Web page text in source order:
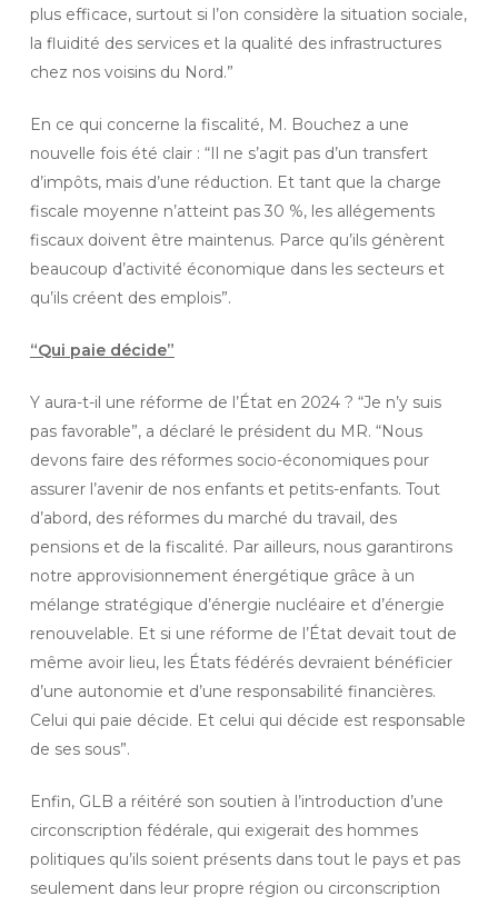
plus efficace, surtout si l’on considère la situation sociale,
la fluidité des services et la qualité des infrastructures
chez nos voisins du Nord.”
En ce qui concerne la fiscalité, M. Bouchez a une
nouvelle fois été clair : “Il ne s’agit pas d’un transfert
d’impôts, mais d’une réduction. Et tant que la charge
fiscale moyenne n’atteint pas 30 %, les allégements
fiscaux doivent être maintenus. Parce qu’ils génèrent
beaucoup d’activité économique dans les secteurs et
qu’ils créent des emplois”.
“Qui paie décide”
Y aura-t-il une réforme de l’État en 2024 ? “Je n’y suis
pas favorable”, a déclaré le président du MR. “Nous
devons faire des réformes socio-économiques pour
assurer l’avenir de nos enfants et petits-enfants. Tout
d’abord, des réformes du marché du travail, des
pensions et de la fiscalité. Par ailleurs, nous garantirons
notre approvisionnement énergétique grâce à un
mélange stratégique d’énergie nucléaire et d’énergie
renouvelable. Et si une réforme de l’État devait tout de
même avoir lieu, les États fédérés devraient bénéficier
d’une autonomie et d’une responsabilité financières.
Celui qui paie décide. Et celui qui décide est responsable
de ses sous”.
Enfin, GLB a réitéré son soutien à l’introduction d’une
circonscription fédérale, qui exigerait des hommes
politiques qu’ils soient présents dans tout le pays et pas
seulement dans leur propre région ou circonscription